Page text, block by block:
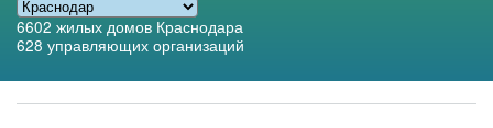
6602 жилых домов Краснодара
628 управляющих организаций
Главное меню